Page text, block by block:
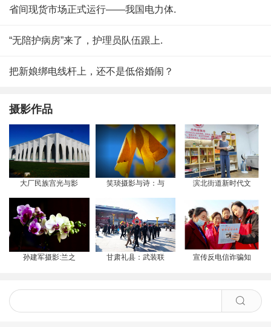
省间现货市场正式运行——我国电力体.
“无陪护病房”来了，护理员队伍跟上.
把新娘绑电线杆上，还不是低俗婚闹？
摄影作品
大厂民族宫光与影 笑琰摄影与诗：与 滨北街道新时代文
孙建军摄影:兰之 甘肃礼县：武装联 宣传反电信诈骗知